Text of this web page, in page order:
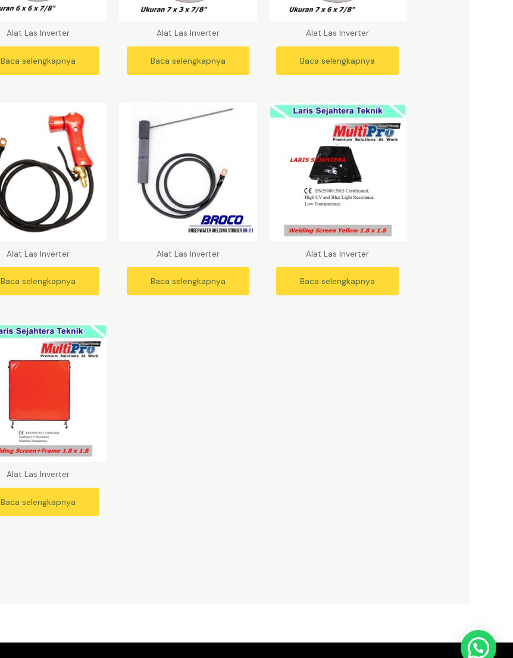
Alat Las Inverter
Baca selengkapnya
Alat Las Inverter
Baca selengkapnya
Alat Las Inverter
Baca selengkapnya
Alat Las Inverter
Baca selengkapnya
Alat Las Inverter
Baca selengkapnya
Alat Las Inverter
Baca selengkapnya
Alat Las Inverter
Baca selengkapnya